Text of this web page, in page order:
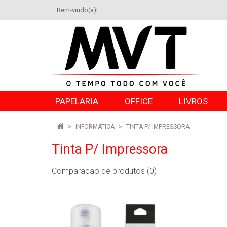
Bem-vindo(a)!
PAPELARIA OFFICE LIVROS
INFORMÁTICA TINTA P/ IMPRESSORA
Tinta P/ Impressora
Comparação de produtos (0)